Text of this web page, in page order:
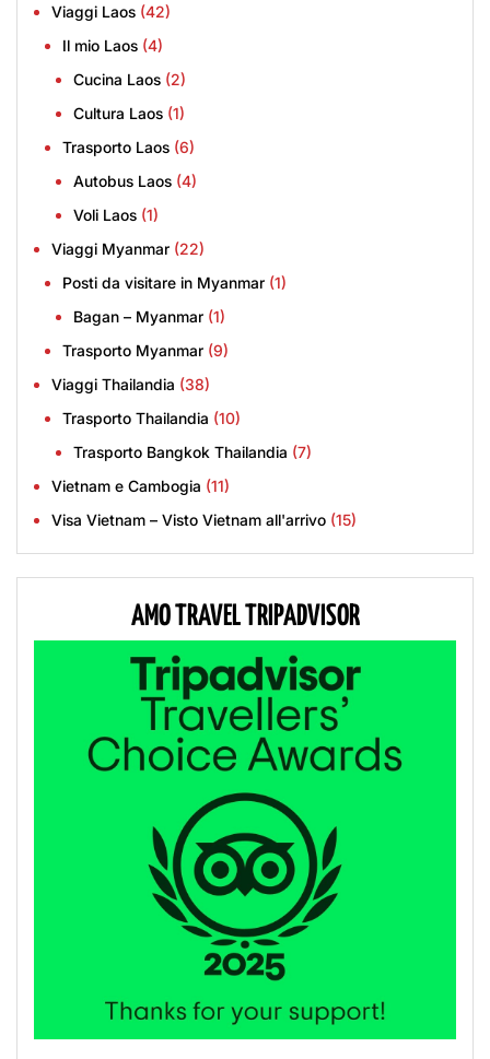
Viaggi Laos (42)
Il mio Laos (4)
Cucina Laos (2)
Cultura Laos (1)
Trasporto Laos (6)
Autobus Laos (4)
Voli Laos (1)
Viaggi Myanmar (22)
Posti da visitare in Myanmar (1)
Bagan – Myanmar (1)
Trasporto Myanmar (9)
Viaggi Thailandia (38)
Trasporto Thailandia (10)
Trasporto Bangkok Thailandia (7)
Vietnam e Cambogia (11)
Visa Vietnam – Visto Vietnam all'arrivo (15)
AMO TRAVEL TRIPADVISOR